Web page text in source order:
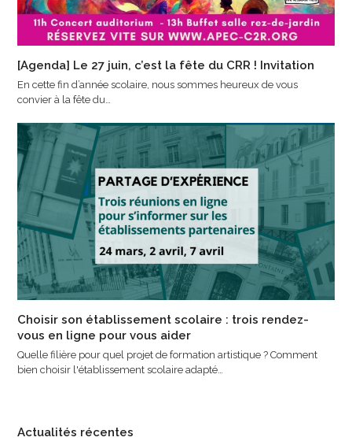
[Agenda] Le 27 juin, c’est la fête du CRR ! Invitation
En cette fin d’année scolaire, nous sommes heureux de vous
convier à la fête du…
Choisir son établissement scolaire : trois rendez-
vous en ligne pour vous aider
Quelle filière pour quel projet de formation artistique ? Comment
bien choisir l'établissement scolaire adapté…
Actualités récentes